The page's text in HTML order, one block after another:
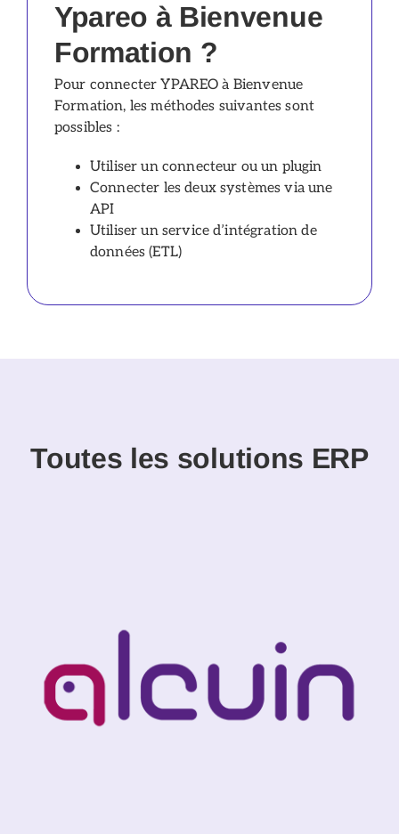
Ypareo à Bienvenue
Formation ?
Pour connecter YPAREO à Bienvenue
Formation, les méthodes suivantes sont
possibles :
Utiliser un connecteur ou un plugin
Connecter les deux systèmes via une
API
Utiliser un service d’intégration de
données (ETL)
Toutes les solutions ERP